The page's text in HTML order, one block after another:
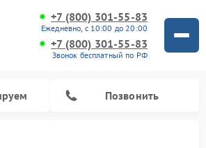
+7 (800) 301-55-83
Ежедневно, с 10:00 до 20:00
+7 (800) 301-55-83
Звонок бесплатный по РФ
Позвонить